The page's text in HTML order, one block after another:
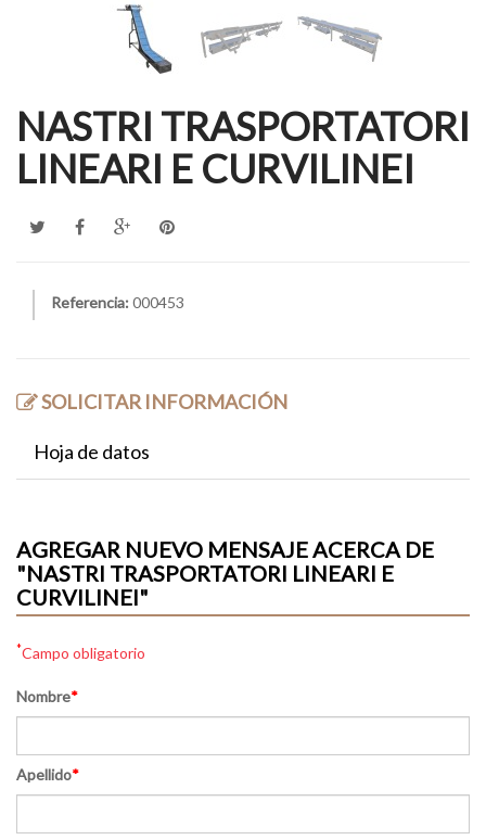
NASTRI TRASPORTATORI
LINEARI E CURVILINEI
Referencia: 000453
SOLICITAR INFORMACIÓN
Hoja de datos
AGREGAR NUEVO MENSAJE ACERCA DE
"NASTRI TRASPORTATORI LINEARI E
CURVILINEI"
*Campo obligatorio
Nombre*
Apellido*